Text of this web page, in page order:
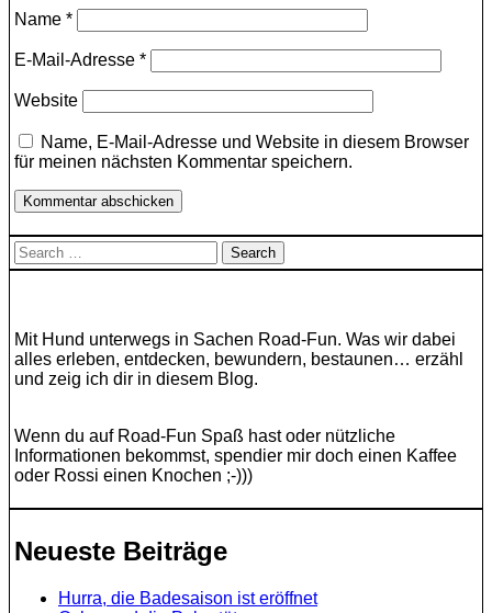
Name *
E-Mail-Adresse *
Website
Name, E-Mail-Adresse und Website in diesem Browser
für meinen nächsten Kommentar speichern.
Search
for:
Mit Hund unterwegs in Sachen Road-Fun. Was wir dabei
alles erleben, entdecken, bewundern, bestaunen… erzähl
und zeig ich dir in diesem Blog.
Wenn du auf Road-Fun Spaß hast oder nützliche
Informationen bekommst, spendier mir doch einen Kaffee
oder Rossi einen Knochen ;-)))
Neueste Beiträge
Hurra, die Badesaison ist eröffnet